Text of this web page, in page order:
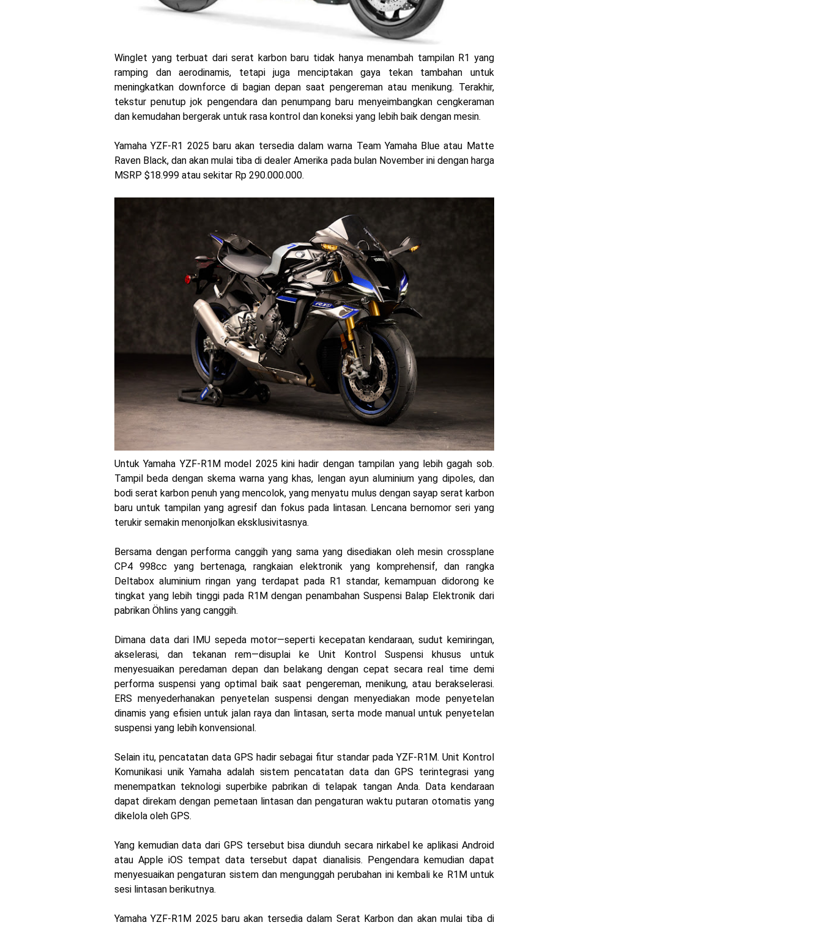
Winglet yang terbuat dari serat karbon baru tidak hanya menambah tampilan R1 yang
ramping dan aerodinamis, tetapi juga menciptakan gaya tekan tambahan untuk
meningkatkan downforce di bagian depan saat pengereman atau menikung. Terakhir,
tekstur penutup jok pengendara dan penumpang baru menyeimbangkan cengkeraman
dan kemudahan bergerak untuk rasa kontrol dan koneksi yang lebih baik dengan mesin.
Yamaha YZF-R1 2025 baru akan tersedia dalam warna Team Yamaha Blue atau Matte
Raven Black, dan akan mulai tiba di dealer Amerika pada bulan November ini dengan harga
MSRP $18.999 atau sekitar Rp 290.000.000.
Untuk Yamaha YZF-R1M model 2025 kini hadir dengan tampilan yang lebih gagah sob.
Tampil beda dengan skema warna yang khas, lengan ayun aluminium yang dipoles, dan
bodi serat karbon penuh yang mencolok, yang menyatu mulus dengan sayap serat karbon
baru untuk tampilan yang agresif dan fokus pada lintasan. Lencana bernomor seri yang
terukir semakin menonjolkan eksklusivitasnya.
Bersama dengan performa canggih yang sama yang disediakan oleh mesin crossplane
CP4 998cc yang bertenaga, rangkaian elektronik yang komprehensif, dan rangka
Deltabox aluminium ringan yang terdapat pada R1 standar, kemampuan didorong ke
tingkat yang lebih tinggi pada R1M dengan penambahan Suspensi Balap Elektronik dari
pabrikan Öhlins yang canggih.
Dimana data dari IMU sepeda motor—seperti kecepatan kendaraan, sudut kemiringan,
akselerasi, dan tekanan rem—disuplai ke Unit Kontrol Suspensi khusus untuk
menyesuaikan peredaman depan dan belakang dengan cepat secara real time demi
performa suspensi yang optimal baik saat pengereman, menikung, atau berakselerasi.
ERS menyederhanakan penyetelan suspensi dengan menyediakan mode penyetelan
dinamis yang efisien untuk jalan raya dan lintasan, serta mode manual untuk penyetelan
suspensi yang lebih konvensional.
Selain itu, pencatatan data GPS hadir sebagai fitur standar pada YZF-R1M. Unit Kontrol
Komunikasi unik Yamaha adalah sistem pencatatan data dan GPS terintegrasi yang
menempatkan teknologi superbike pabrikan di telapak tangan Anda. Data kendaraan
dapat direkam dengan pemetaan lintasan dan pengaturan waktu putaran otomatis yang
dikelola oleh GPS.
Yang kemudian data dari GPS tersebut bisa diunduh secara nirkabel ke aplikasi Android
atau Apple iOS tempat data tersebut dapat dianalisis. Pengendara kemudian dapat
menyesuaikan pengaturan sistem dan mengunggah perubahan ini kembali ke R1M untuk
sesi lintasan berikutnya.
Yamaha YZF-R1M 2025 baru akan tersedia dalam Serat Karbon dan akan mulai tiba di